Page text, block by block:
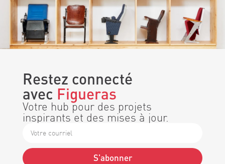
Restez connecté
avec Figueras
Votre hub pour des projets
inspirants et des mises à jour.
S'abonner